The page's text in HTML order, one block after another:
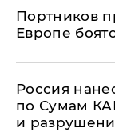
Портников
Европе
Россия
по Сумам
и